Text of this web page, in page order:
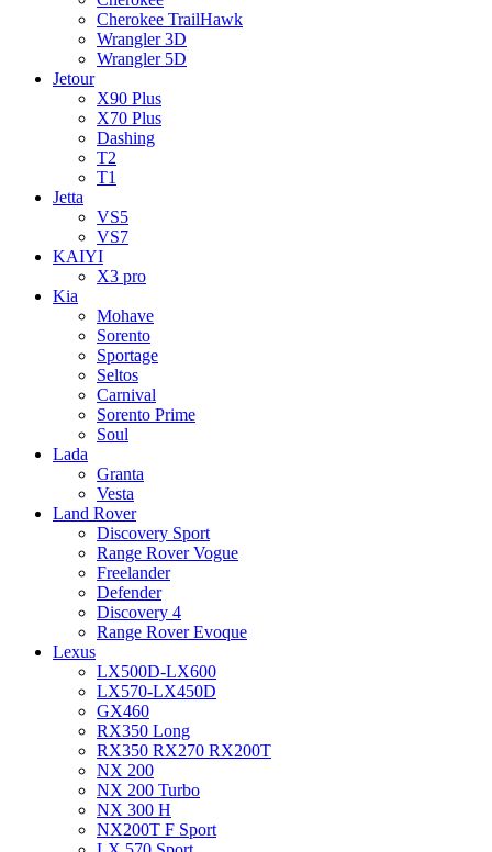
Cherokee TrailHawk
Wrangler 3D
Wrangler 5D
Jetour
X90 Plus
X70 Plus
Dashing
T2
T1
Jetta
VS5
VS7
KAIYI
X3 pro
Kia
Mohave
Sorento
Sportage
Seltos
Carnival
Sorento Prime
Soul
Lada
Granta
Vesta
Land Rover
Discovery Sport
Range Rover Vogue
Freelander
Defender
Discovery 4
Range Rover Evoque
Lexus
LX500D-LX600
LX570-LX450D
GX460
RX350 Long
RX350 RX270 RX200T
NX 200
NX 200 Turbo
NX 300 H
NX200T F Sport